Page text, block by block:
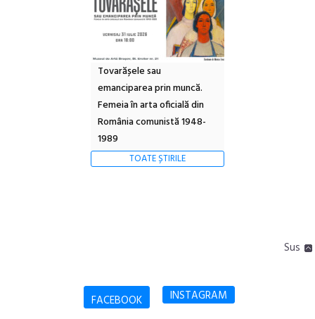
Tovarășele sau
emanciparea prin muncă.
Femeia în arta oficială din
România comunistă 1948-
1989
TOATE ȘTIRILE
Sus
FACEBOOK INSTAGRAM